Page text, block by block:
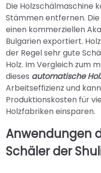
Die Holzschälmaschine
Stämmen entfernen.
einen kommerziellen
Bulgarien exportiert.
der Regel sehr gute
Holz. Im Vergleich zum
dieses automatische
Arbeitseffizienz und
Produktionskosten für
Holzfabriken einsparen.
Anwendungen
Schäler der